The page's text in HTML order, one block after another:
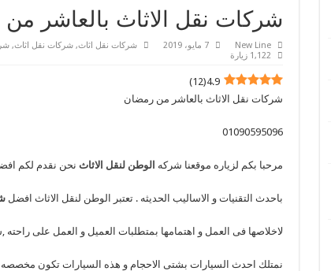
شركات نقل الاثاث بالعاشر
New Line 7 مايو، 2019 شركات نقل اثاث,شركات نقل اثاث,
1,122 زيارة
4.9
(
12
)
شركات نقل الاثاث بالعاشر من رمضان
‪01090595096
مرحبا بكم لزياره موقعنا شركه الوطن لنقل الاثاث نحن نقدم لكم
باحدث التقنيات و الاساليب الحديثه . تعتبر الوطن لنقل الاثاث افضل
لاخلاصها فى العمل و اهتمامها بمتطلبات العميل و العمل على
نمتلك احدث السيارات بشتى الاحجام و هذه السيارات تكون مخصصه